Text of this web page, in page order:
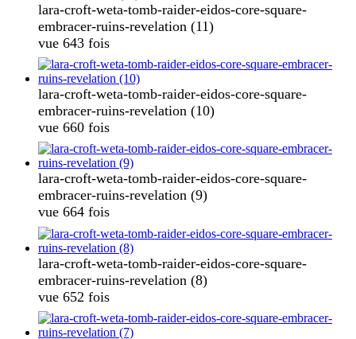
lara-croft-weta-tomb-raider-eidos-core-square-
embracer-ruins-revelation (11)
vue 643 fois
lara-croft-weta-tomb-raider-eidos-core-square-
embracer-ruins-revelation (10)
vue 660 fois
lara-croft-weta-tomb-raider-eidos-core-square-
embracer-ruins-revelation (9)
vue 664 fois
lara-croft-weta-tomb-raider-eidos-core-square-
embracer-ruins-revelation (8)
vue 652 fois